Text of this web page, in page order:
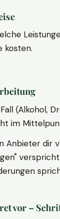
kosten.
(Alkohol,
im
Anbieter dir
vor –